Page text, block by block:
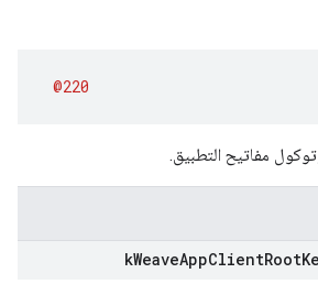
@220
مفاتيح التطبيق.
kWeaveAppClientRoot